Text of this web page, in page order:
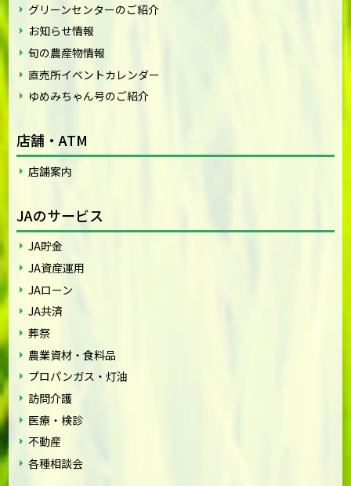
グリーンセンターのご紹介
お知らせ情報
旬の農産物情報
直売所イベントカレンダー
ゆめみちゃん号のご紹介
店舗・ATM
店舗案内
JAのサービス
JA貯金
JA資産運用
JAローン
JA共済
葬祭
農業資材・食料品
プロパンガス・灯油
訪問介護
医療・検診
不動産
各種相談会